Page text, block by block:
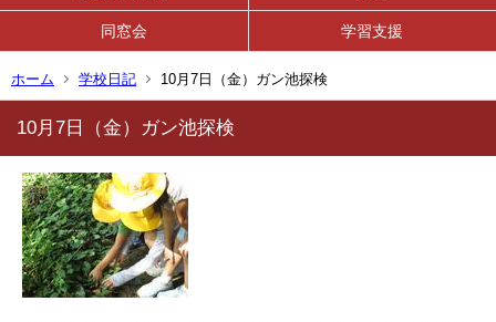
同窓会 学習支援
ホーム 学校日記 10月7日（金）ガン池探検
10月7日（金）ガン池探検